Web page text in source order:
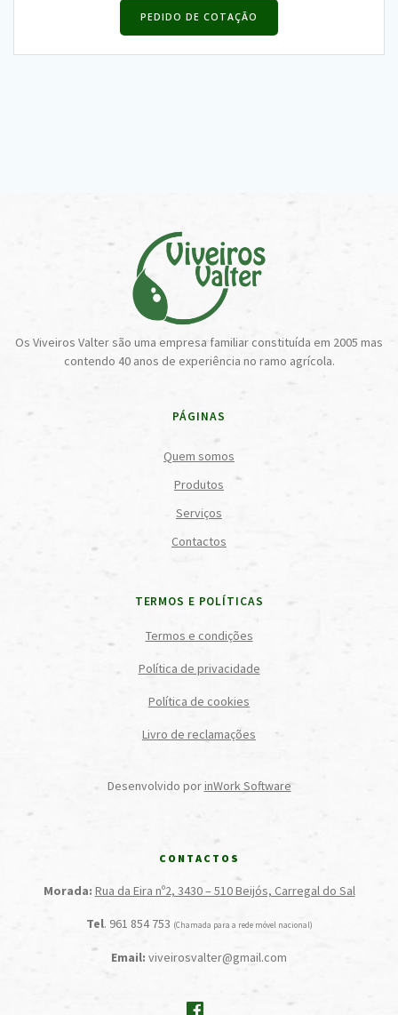
PEDIDO DE COTAÇÃO
Os Viveiros Valter são uma empresa familiar constituída em 2005 mas
contendo 40 anos de experiência no ramo agrícola.
PÁGINAS
Quem somos
Produtos
Serviços
Contactos
TERMOS E POLÍTICAS
Termos e condições
Política de privacidade
Política de cookies
Livro de reclamações
Desenvolvido porinWork Software
CONTACTOS
Morada: Rua da Eira nº2, 3430 – 510 Beijós, Carregal do Sal
Tel. 961 854 753 (Chamada para a rede móvel nacional)
Email: viveirosvalter@gmail.com